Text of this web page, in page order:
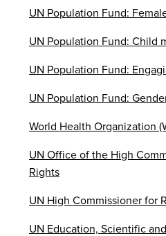
UN Population Fund:
UN Population Fund: Child
UN Population Fund:
UN Population Fund:
World Health Organization
UN Office of the High
Rights
UN High Commissioner for
UN Education, Scientific